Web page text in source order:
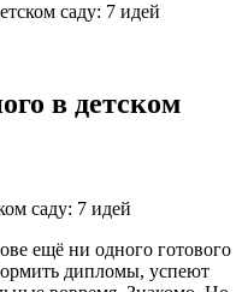
саду: 7 идей
в детском
ещё ни одного готового
дипломы, успеют